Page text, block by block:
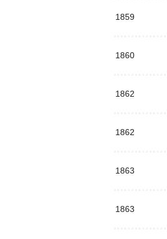
1859
1860
1862
1862
1863
1863